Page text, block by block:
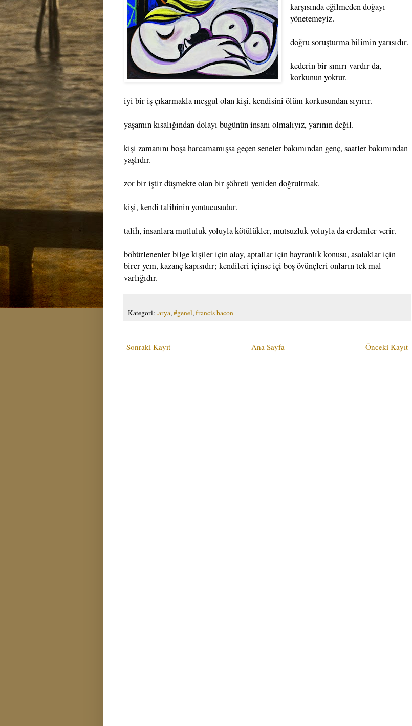
karşısında eğilmeden doğayı
yönetemeyiz.
doğru soruşturma bilimin yarısıdır.
kederin bir sınırı vardır da,
korkunun yoktur.
iyi bir iş çıkarmakla meşgul olan kişi, kendisini ölüm korkusundan sıyırır.
yaşamın kısalığından dolayı bugünün insanı olmalıyız, yarının değil.
kişi zamanını boşa harcamamışsa geçen seneler bakımından genç, saatler bakımından
yaşlıdır.
zor bir iştir düşmekte olan bir şöhreti yeniden doğrultmak.
kişi, kendi talihinin yontucusudur.
talih, insanlara mutluluk yoluyla kötülükler, mutsuzluk yoluyla da erdemler verir.
böbürlenenler bilge kişiler için alay, aptallar için hayranlık konusu, asalaklar için
birer yem, kazanç kapısıdır; kendileri içinse içi boş övünçleri onların tek mal
varlığıdır.
Kategori: .arya,#genel,francis bacon
Sonraki Kayıt Önceki Kayıt
Ana Sayfa